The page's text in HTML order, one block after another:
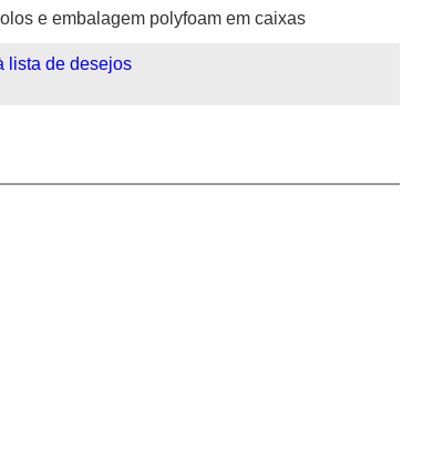
e embalagem polyfoam em caixas
lista de desejos